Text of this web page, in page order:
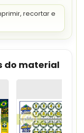
recortar e
do material